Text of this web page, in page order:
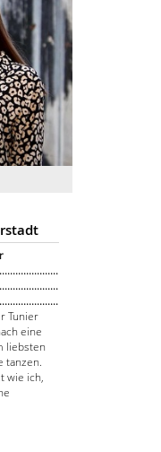
Tunier
eine
liebsten
tanzen.
wie ich,